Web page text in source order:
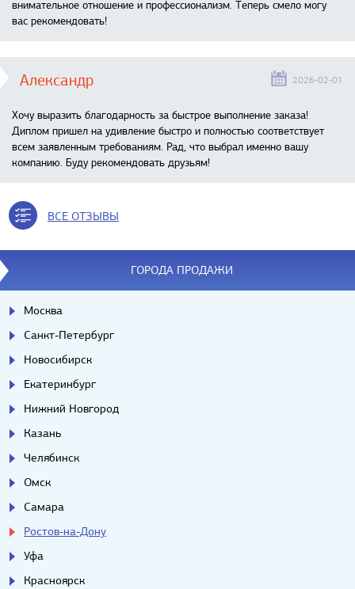
внимательное отношение и профессионализм. Теперь смело могу
вас рекомендовать!
Александр 2026-02-01
Хочу выразить благодарность за быстрое выполнение заказа!
Диплом пришел на удивление быстро и полностью соответствует
всем заявленным требованиям. Рад, что выбрал именно вашу
компанию. Буду рекомендовать друзьям!
ВСЕ ОТЗЫВЫ
ГОРОДА ПРОДАЖИ
Москва
Санкт-Петербург
Новосибирск
Екатеринбург
Нижний Новгород
Казань
Челябинск
Омск
Самара
Ростов-на-Дону
Уфа
Красноярск